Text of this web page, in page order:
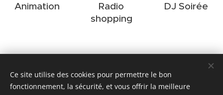
Animation
Radio
shopping
DJ Soirée
Ce site utilise des cookies pour permettre le bon
fonctionnement, la sécurité, et vous offrir la meilleure